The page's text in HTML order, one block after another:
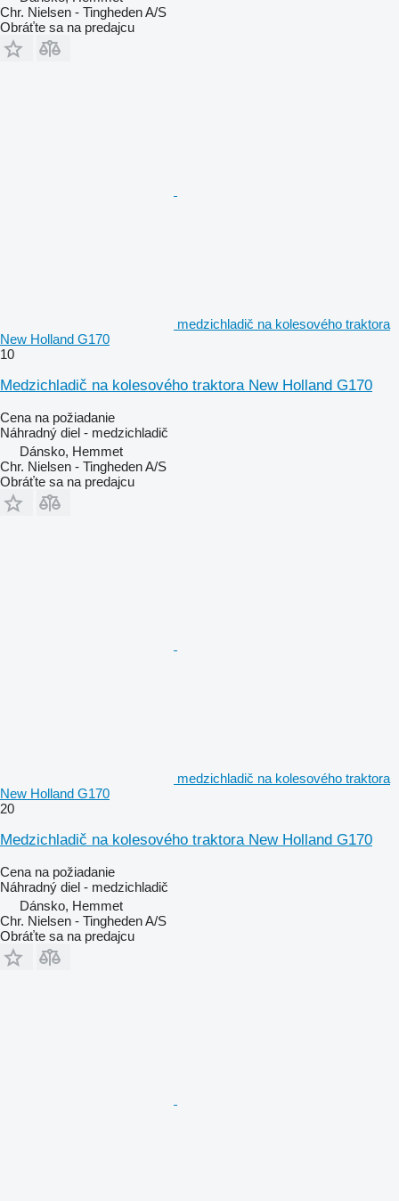
Chr. Nielsen - Tingheden A/S
Obráťte sa na predajcu
medzichladič na kolesového traktora
New Holland G170
10
Medzichladič na kolesového traktora New Holland G170
Cena na požiadanie
Náhradný diel - medzichladič
Dánsko, Hemmet
Chr. Nielsen - Tingheden A/S
Obráťte sa na predajcu
medzichladič na kolesového traktora
New Holland G170
20
Medzichladič na kolesového traktora New Holland G170
Cena na požiadanie
Náhradný diel - medzichladič
Dánsko, Hemmet
Chr. Nielsen - Tingheden A/S
Obráťte sa na predajcu